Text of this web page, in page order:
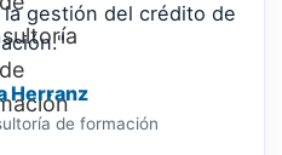
gestión del crédito de
Herranz
de formación